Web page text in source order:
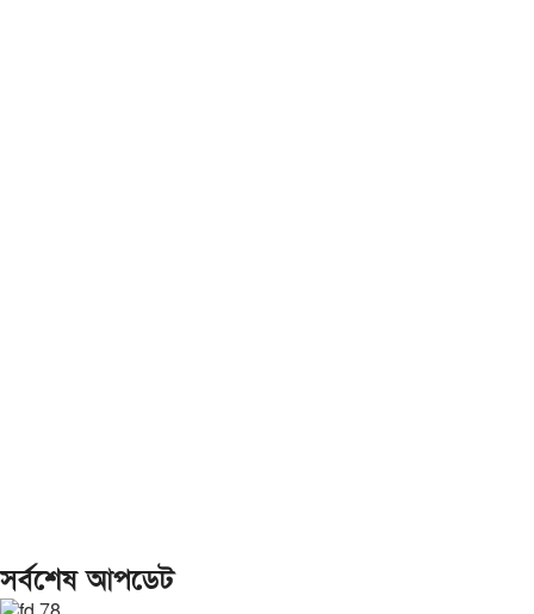
সর্বশেষ আপডেট